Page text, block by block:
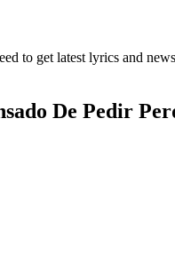
to get latest lyrics and
De Pedir